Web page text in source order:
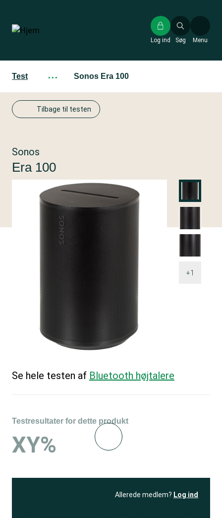
hovedindhold
Søg
Log ind Menu
Test ··· Sonos Era 100
Tilbage til testen
+1
Sonos
Era 100
Se hele testen af Bluetooth højtalere
Testresultater for dette produkt
XY%
Allerede medlem? Log ind